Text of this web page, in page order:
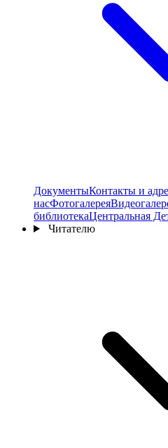
ДокументыКонтакты и
насФотогалерея
библиотекаЦентральная
Читателю